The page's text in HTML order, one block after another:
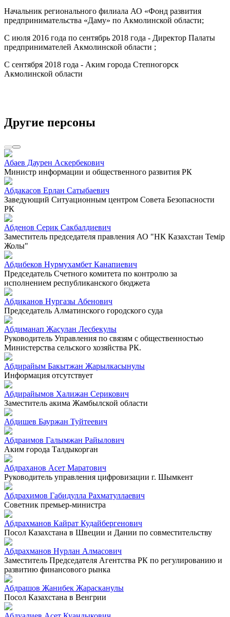
Начальник регионального филиала АО «Фонд развития
предпринимательства «Даму» по Акмолинской области;
С июля 2016 года по сентябрь 2018 года - Директор Палаты
предпринимателей Акмолинской области ;
С сентября 2018 года - Аким города Степногорск
Акмолинской области
Другие персоны
Абаев Даурен Аскербекович
Министр информации и общественного развития РК
Абдакасов Ерлан Сатыбаевич
Заведующий Ситуационным центром Совета Безопасности
РК
Абденов Серик Сакбалдиевич
Заместитель председателя правления АО "НК Казахстан Темiр
Жолы"
Абдибеков Нурмухамбет Канапиевич
Председатель Счетного комитета по контролю за
исполнением республиканского бюджета
Абдиканов Нургазы Абенович
Председатель Алматинского городского суда
Абдиманап Жасулан Лесбекулы
Руководитель Управления по связям с общественностью
Министерства сельского хозяйства РК.
Абдирайым Бакытжан Жарылкасынулы
Информация отсутствует
Абдирайымов Халижан Серикович
Заместитель акима Жамбылской области
Абдишев Бауржан Туйтеевич
Абдраимов Галымжан Райылович
Аким города Талдыкорган
Абдраханов Асет Маратович
Руководитель управления цифровизации г. Шымкент
Абдрахимов Габидулла Рахматуллаевич
Советник премьер-министра
Абдрахманов Кайрат Кудайбергенович
Посол Казахстана в Швеции и Дании по совместительству
Абдрахманов Нурлан Алмасович
Заместитель Председателя Агентства РК по регулированию и
развитию финансового рынка
Абдрашов Жанибек Жарасканулы
Посол Казахстана в Венгрии